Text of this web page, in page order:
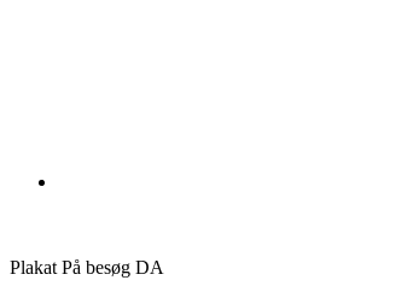
Plakat På besøg DA